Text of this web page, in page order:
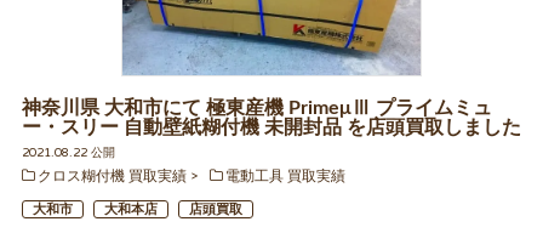
神奈川県 大和市にて 極東産機 PrimeμⅢ プライムミュ
ー・スリー 自動壁紙糊付機 未開封品 を店頭買取しました
2021.08.22 公開
クロス糊付機 買取実績
電動工具 買取実績
大和市 大和本店 店頭買取